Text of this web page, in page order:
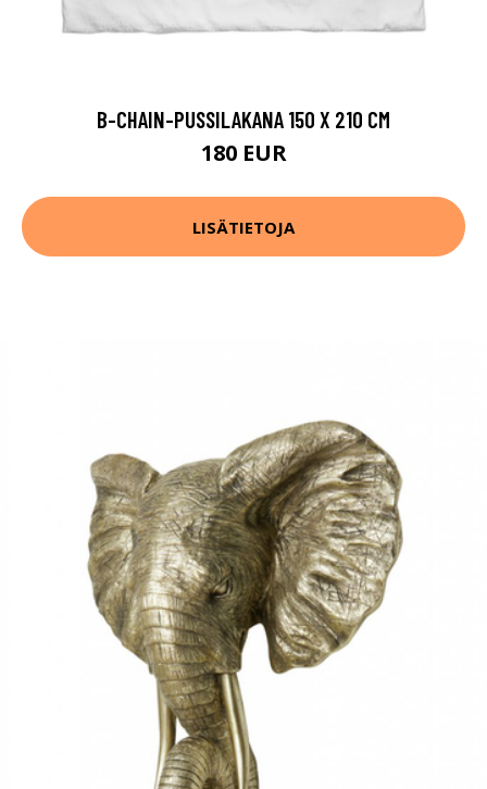
B-CHAIN-PUSSILAKANA 150 X 210 CM
180 EUR
LISÄTIETOJA